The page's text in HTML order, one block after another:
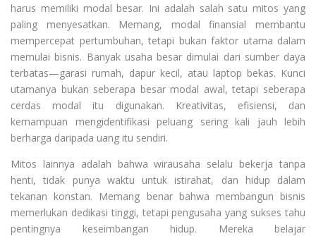
harus memiliki modal besar. Ini adalah salah satu mitos yang
paling menyesatkan. Memang, modal finansial membantu
mempercepat pertumbuhan, tetapi bukan faktor utama dalam
memulai bisnis. Banyak usaha besar dimulai dari sumber daya
terbatas—garasi rumah, dapur kecil, atau laptop bekas. Kunci
utamanya bukan seberapa besar modal awal, tetapi seberapa
cerdas modal itu digunakan. Kreativitas, efisiensi, dan
kemampuan mengidentifikasi peluang sering kali jauh lebih
berharga daripada uang itu sendiri.
Mitos lainnya adalah bahwa wirausaha selalu bekerja tanpa
henti, tidak punya waktu untuk istirahat, dan hidup dalam
tekanan konstan. Memang benar bahwa membangun bisnis
memerlukan dedikasi tinggi, tetapi pengusaha yang sukses tahu
pentingnya keseimbangan hidup. Mereka belajar